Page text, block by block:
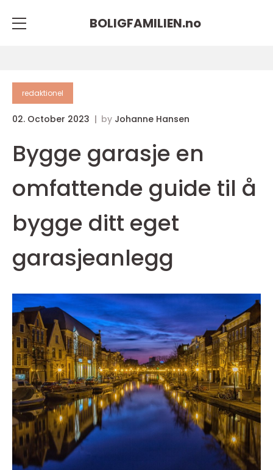
BOLIGFAMILIEN.no
redaktionel
02. October 2023 by Johanne Hansen
Bygge garasje en
omfattende guide til å
bygge ditt eget
garasjeanlegg